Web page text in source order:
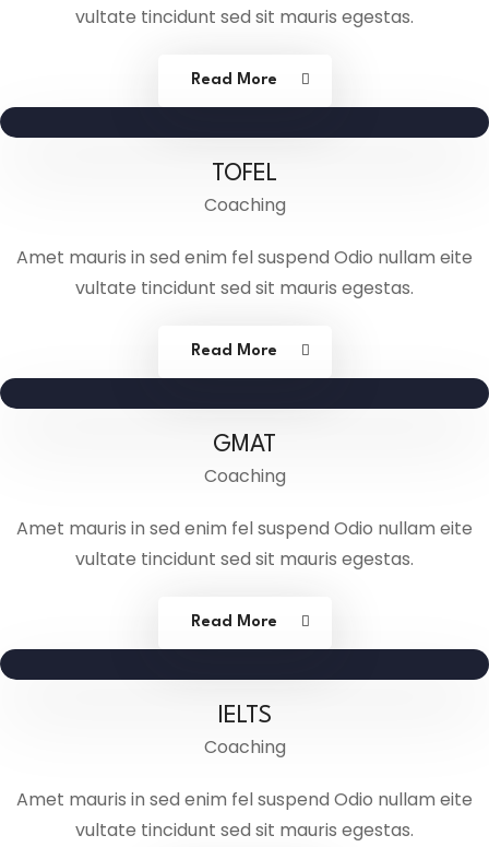
vultate tincidunt sed sit mauris egestas.
Read More
TOFEL
Coaching
Amet mauris in sed enim fel suspend Odio nullam eite
vultate tincidunt sed sit mauris egestas.
Read More
GMAT
Coaching
Amet mauris in sed enim fel suspend Odio nullam eite
vultate tincidunt sed sit mauris egestas.
Read More
IELTS
Coaching
Amet mauris in sed enim fel suspend Odio nullam eite
vultate tincidunt sed sit mauris egestas.